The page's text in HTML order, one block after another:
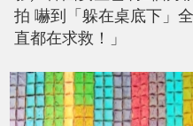
拍 嚇到「躲在桌底下」
直都在求救！」